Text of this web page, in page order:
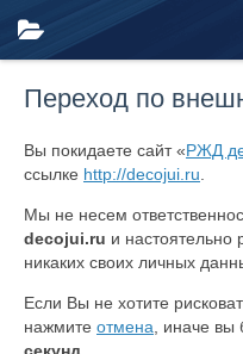
Переход по
Вы покидаете сайт «РЖД
ссылке http://decojui.ru
Мы не несем
decojui.ru и настоятельно
никаких своих личных
Если Вы не хотите
нажмите отмена , иначе